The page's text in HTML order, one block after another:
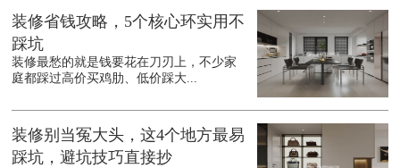
装修省钱攻略，5个核心环实用不
踩坑
装修最愁的就是钱要花在刀刃上，不少家
庭都踩过高价买鸡肋、低价踩大...
装修别当冤大头，这4个地方最易
踩坑，避坑技巧直接抄